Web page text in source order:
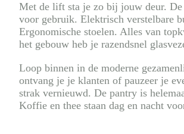
Met de lift sta je zo bij jouw deur. De
voor gebruik. Elektrisch verstelbare
Ergonomische stoelen. Alles van
het gebouw heb je razendsnel
Loop binnen in de moderne
ontvang je je klanten of pauzeer je
strak vernieuwd. De pantry is
Koffie en thee staan dag en nacht